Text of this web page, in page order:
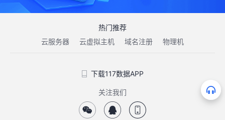
热门推荐
云服务器
云虚拟主机 域名注册 物理机
下载117数据APP
关注我们